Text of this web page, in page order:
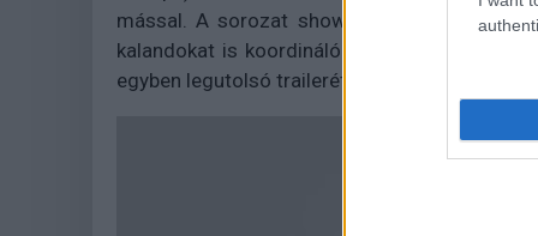
mással. A sorozat showrunnere Joe
kalandokat is koordináló Jeph Loeb-Jim
egyben legutolsó trailerét, amely többet mutat